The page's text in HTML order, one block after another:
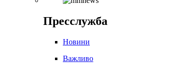
Пресслужба
Новини
Важливо